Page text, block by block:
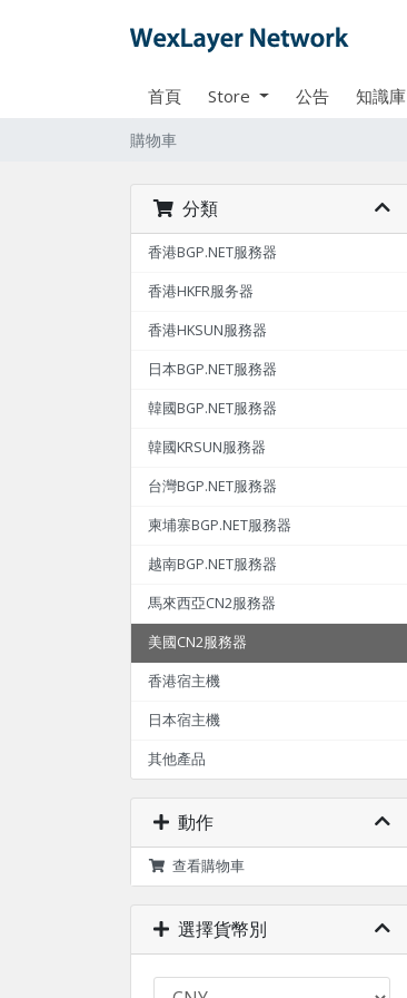
首頁 Store 公告 知識庫
購物車
分類
香港BGP.NET服務器
香港HKFR服务器
香港HKSUN服務器
日本BGP.NET服務器
韓國BGP.NET服務器
韓國KRSUN服務器
台灣BGP.NET服務器
柬埔寨BGP.NET服務器
越南BGP.NET服務器
馬來西亞CN2服務器
美國CN2服務器
香港宿主機
日本宿主機
其他產品
動作
查看購物車
選擇貨幣別